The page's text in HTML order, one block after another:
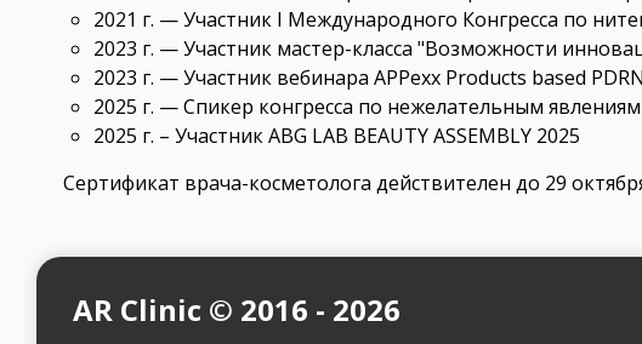
2021 г. — Участник I Международного Конгресса по
2023 г. — Участник мастер-класса "Возможности
2023 г. — Участник вебинара APPexx Products based
2025 г. — Спикер конгресса по нежелательным
2025 г. – Участник ABG LAB BEAUTY ASSEMBLY 2025
Сертификат врача-косметолога действителен до 29
AR Clinic © 2016 - 2026